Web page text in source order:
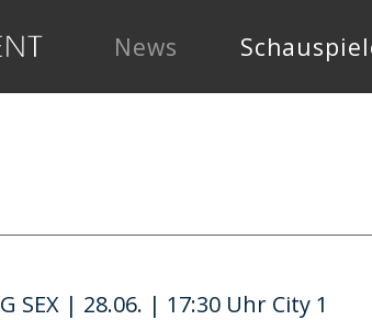
News
SEX | 28.06. | 17:30 Uhr City 1